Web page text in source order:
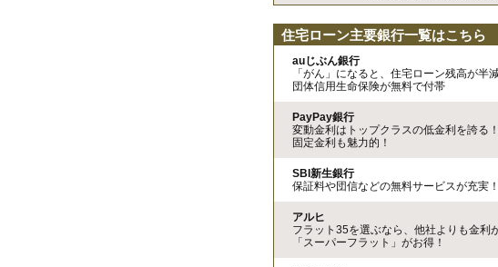
住宅ローン主要銀行一覧はこちら
auじぶん銀行
「がん」になると、住宅ローン残高が半
団体信用生命保険が無料で付帯
PayPay銀行
変動金利はトップクラスの低金利を誇る
固定金利も魅力的！
SBI新生銀行
保証料や団信などの無料サービスが充実！
アルヒ
フラット35を選ぶなら、他社よりも金利
「スーパーフラット」がお得！